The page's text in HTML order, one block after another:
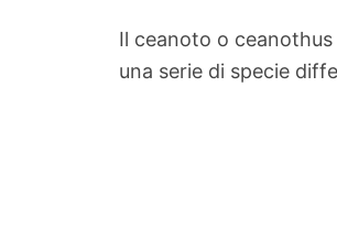
Il ceanoto o
una serie di specie